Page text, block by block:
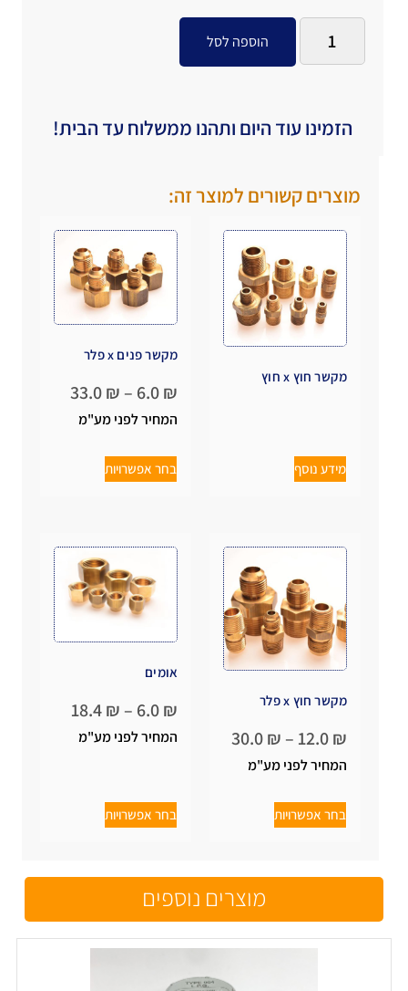
הוספה לסל
הזמינו עוד היום ותהנו ממשלוח עד הבית!
מוצרים קשורים למוצר זה:
מקשר חוץ x חוץ
מידע נוסף
מקשר פנים x פלר
₪
–
₪
המחיר לפני מע"מ
בחר אפשרויות
מקשר חוץ x פלר
₪
–
₪
המחיר לפני מע"מ
בחר אפשרויות
אומים
₪
–
₪
המחיר לפני מע"מ
בחר אפשרויות
מוצרים נוספים